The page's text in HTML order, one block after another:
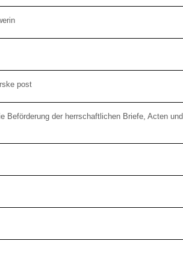
post
Beförderung der herrschaftlichen Briefe, Acten und